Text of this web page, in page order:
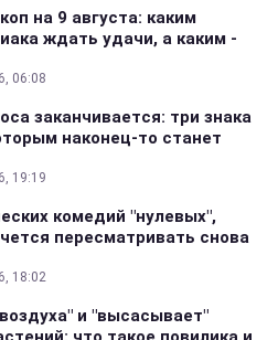
на 9 августа: каким
ждать удачи, а каким -
06:08
заканчивается: три знака
наконец-то станет
19:19
комедий "нулевых",
пересматривать снова
18:02
и "высасывает"